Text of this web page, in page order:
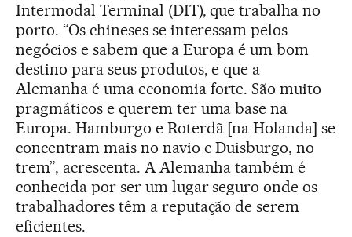
Intermodal Terminal (DIT), que trabalha no
porto. “Os chineses se interessam pelos
negócios e sabem que a Europa é um bom
destino para seus produtos, e que a
Alemanha é uma economia forte. São muito
pragmáticos e querem ter uma base na
Europa. Hamburgo e Roterdã [na Holanda] se
concentram mais no navio e Duisburgo, no
trem”, acrescenta. A Alemanha também é
conhecida por ser um lugar seguro onde os
trabalhadores têm a reputação de serem
eficientes.